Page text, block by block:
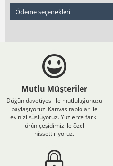
Ödeme seçenekleri
Mutlu Müşteriler
Düğün davetiyesi ile mutluluğunuzu
paylaşıyoruz. Kanvas tablolar ile
evinizi süslüyoruz. Yüzlerce farklı
ürün çeşidimiz ile özel
hissettiriyoruz.